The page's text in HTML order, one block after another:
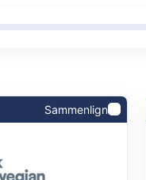
Sammenlign